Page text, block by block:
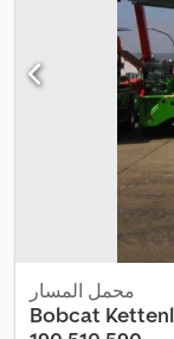
محمل المسار
Bobcat